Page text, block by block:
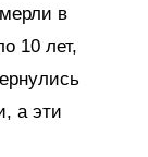
в
10 лет,
а эти